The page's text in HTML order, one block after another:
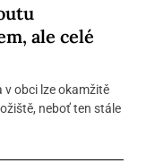
ale celé
v obci lze okamžitě
neboť ten stále